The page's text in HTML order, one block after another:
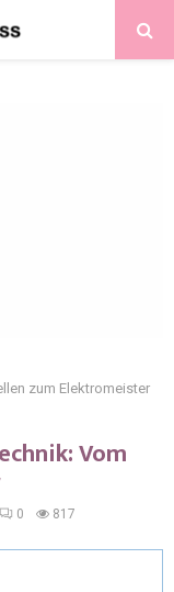
zum Elektromeister
Vom
0 817